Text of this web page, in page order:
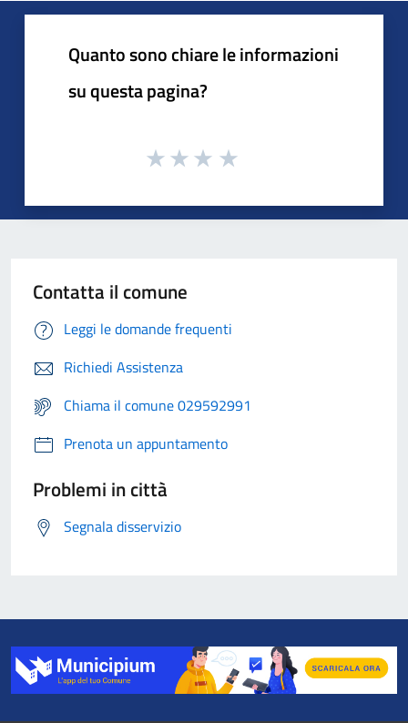
Quanto sono chiare le informazioni
su questa pagina?
Contatta il comune
Leggi le domande frequenti
Richiedi Assistenza
Chiama il comune 029592991
Prenota un appuntamento
Problemi in città
Segnala disservizio